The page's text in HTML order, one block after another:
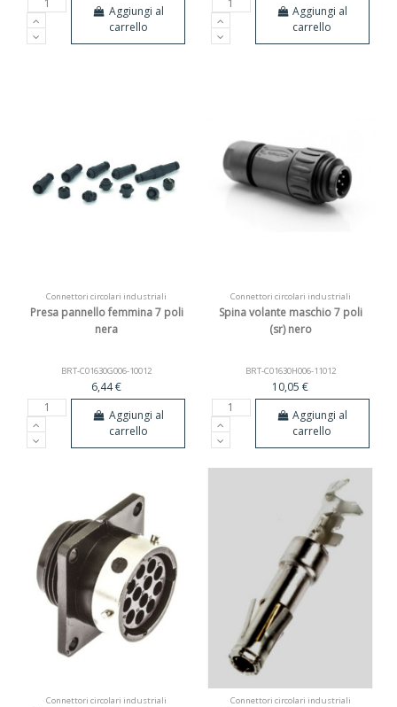
Aggiungi al
carrello
Aggiungi al
carrello
Connettori circolari industriali
Presa pannello femmina 7 poli
nera
BRT-C01630G006-10012
6,44 €
Aggiungi al
carrello
Connettori circolari industriali
Spina volante maschio 7 poli
(sr) nero
BRT-C01630H006-11012
10,05 €
Aggiungi al
carrello
Connettori circolari industriali Connettori circolari industriali